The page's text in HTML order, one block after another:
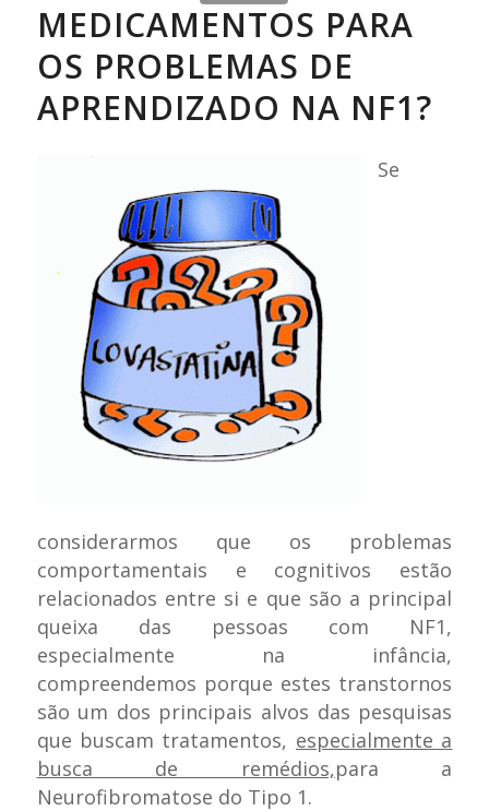
MEDICAMENTOS PARA
OS PROBLEMAS DE
APRENDIZADO NA NF1?
Se
considerarmos que os problemas
comportamentais e cognitivos estão
relacionados entre si e que são a principal
queixa das pessoas com NF1,
especialmente na infância,
compreendemos porque estes transtornos
são um dos principais alvos das pesquisas
que buscam tratamentos, especialmente a
busca de remédios,para a
Neurofibromatose do Tipo 1.